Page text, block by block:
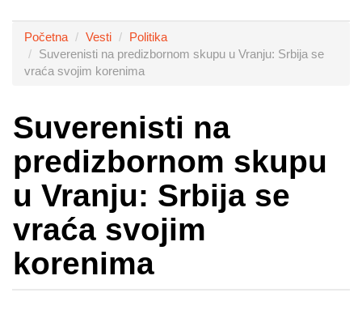
Početna Vesti
Politika
Suverenisti na predizbornom skupu u Vranju: Srbija se
vraća svojim korenima
Suverenisti na
predizbornom skupu
u Vranju: Srbija se
vraća svojim
korenima